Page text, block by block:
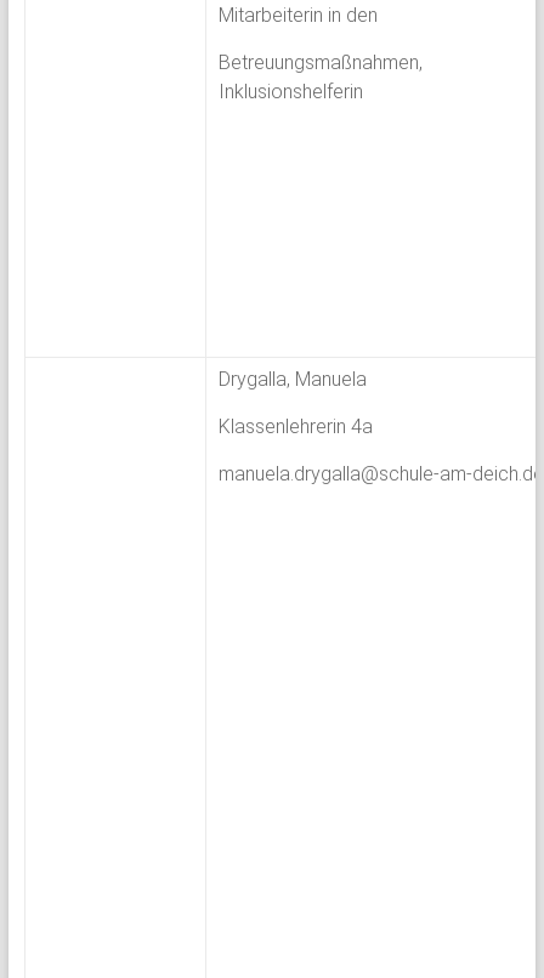
Mitarbeiterin in den
Betreuungsmaßnahmen,
Inklusionshelferin
Drygalla, Manuela
Klassenlehrerin 4a
manuela.drygalla@schule-am-deich.de